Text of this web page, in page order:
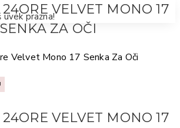
uvek prazna!VELVET MONO 17
SENKA ZA OČI
VELVET MONO 17